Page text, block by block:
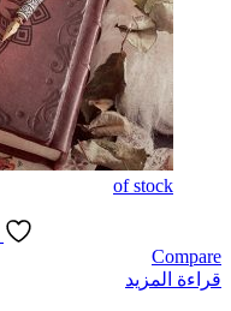
of stock
Compare
قراءة المزيد